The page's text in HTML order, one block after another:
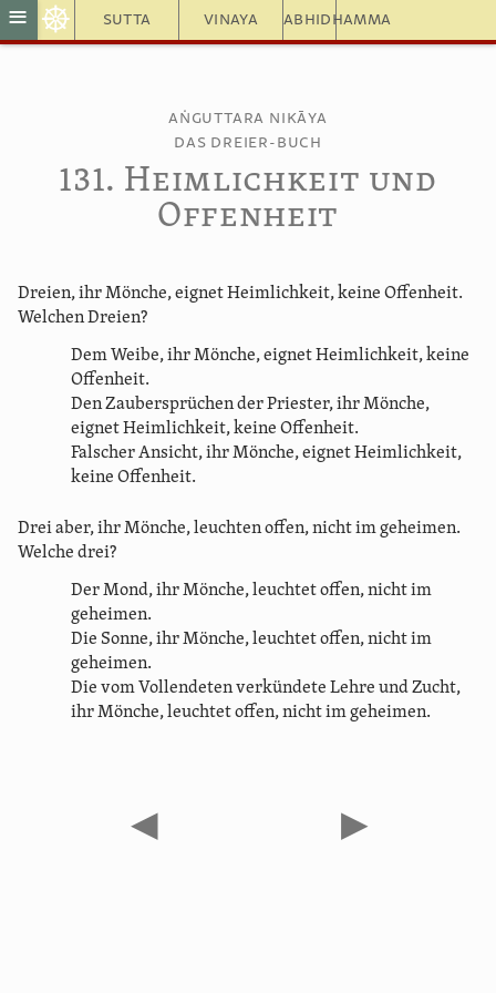
Sutta Vinaya Abhidhamma
≡ ☸
Aṅguttara Nikāya
Das Dreier-Buch
131. Heimlichkeit und
Offenheit
Dreien, ihr Mönche, eignet Heimlichkeit, keine Offenheit.
Welchen Dreien?
Dem Weibe, ihr Mönche, eignet Heimlichkeit, keine
Offenheit.
Den Zaubersprüchen der Priester, ihr Mönche,
eignet Heimlichkeit, keine Offenheit.
Falscher Ansicht, ihr Mönche, eignet Heimlichkeit,
keine Offenheit.
Drei aber, ihr Mönche, leuchten offen, nicht im geheimen.
Welche drei?
Der Mond, ihr Mönche, leuchtet offen, nicht im
geheimen.
Die Sonne, ihr Mönche, leuchtet offen, nicht im
geheimen.
Die vom Vollendeten verkündete Lehre und Zucht,
ihr Mönche, leuchtet offen, nicht im geheimen.
◀ ▶